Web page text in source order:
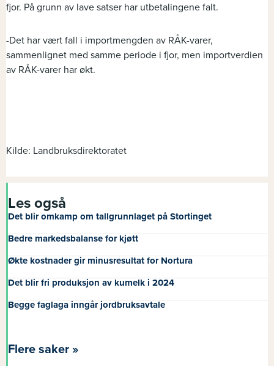
fjor. På grunn av lave satser har utbetalingene falt.​
-Det har vært fall i importmengden av RÅK-varer,
sammenlignet med samme periode i fjor, men importverdien
av RÅK-varer har økt.
Kilde: Landbruksdirektoratet
Les også
Det blir omkamp om tallgrunnlaget på Stortinget
Bedre markedsbalanse for kjøtt
Økte kostnader gir minusresultat for Nortura
Det blir fri produksjon av kumelk i 2024
Begge faglaga inngår jordbruksavtale
Flere saker »